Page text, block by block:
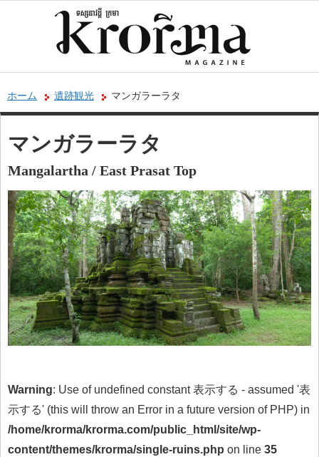
ホーム 遺跡観光 マンガラーラタ
マンガラーラタ
Mangalartha / East Prasat Top
Warning: Use of undefined constant 表示する - assumed '表
示する' (this will throw an Error in a future version of PHP) in
/home/krorma/krorma.com/public_html/site/wp-
content/themes/krorma/single-ruins.php on line 35